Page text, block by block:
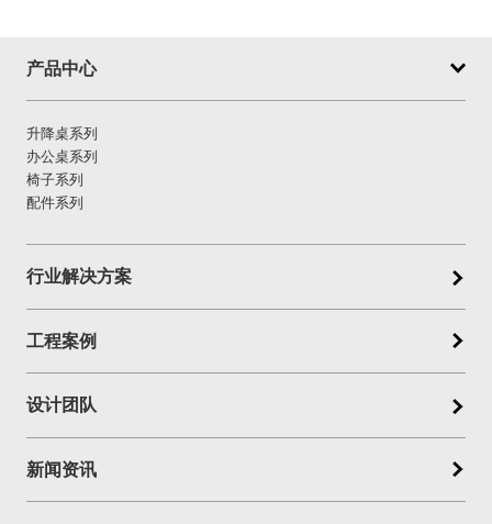
产品中心
升降桌系列
办公桌系列
椅子系列
配件系列
行业解决方案
工程案例
设计团队
新闻资讯